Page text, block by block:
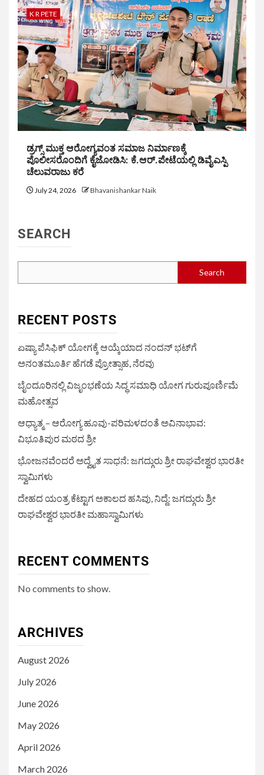
K R PETE
ಡ್ರಗ್ಸ್ ಮುಕ್ತ ಆರೋಗ್ಯವಂತ ಸಮಾಜ ನಿರ್ಮಾಣಕ್ಕೆ
ಪೊಲೀಸರೊಂದಿಗೆ ಕೈಜೋಡಿಸಿ: ಕೆ.ಆರ್.ಪೇಟೆಯಲ್ಲಿ ಡಿವೈಎಸ್ಪಿ
ಚೆಲುವರಾಜು ಕರೆ
July 24, 2026 Bhavanishankar Naik
SEARCH
Search
RECENT POSTS
ಏಷ್ಯಾ ಪೆಸಿಫಿಕ್ ಯೋಗಕ್ಕೆ ಆಯ್ಕೆಯಾದ ನಂದನ್ ಭಟ್‌ಗೆ
ಅನಂತಮೂರ್ತಿ ಹೆಗಡೆ ಪ್ರೋತ್ಸಾಹ, ನೆರವು
ಬೈಂದೂರಿನಲ್ಲಿ ವಿಜೃಂಭಣೆಯ ಸಿದ್ಧ ಸಮಾಧಿ ಯೋಗ ಗುರುಪೂರ್ಣಿಮೆ
ಮಹೋತ್ಸವ
ಆಧ್ಯಾತ್ಮ – ಆರೋಗ್ಯ ಹೂವು-ಪರಿಮಳದಂತೆ ಅವಿನಾಭಾವ:
ವಿಭೂತಿಪುರ ಮಠದ ಶ್ರೀ
ಭೋಜನವೆಂದರೆ ಅದ್ವೈತ ಸಾಧನೆ: ಜಗದ್ಗುರು ಶ್ರೀ ರಾಘವೇಶ್ವರ ಭಾರತೀ
ಸ್ವಾಮಿಗಳು
ದೇಹದ ಯಂತ್ರ ಕೆಟ್ಟಾಗ ಅಕಾಲದ ಹಸಿವು, ನಿದ್ದೆ: ಜಗದ್ಗುರು ಶ್ರೀ
ರಾಘವೇಶ್ವರ ಭಾರತೀ ಮಹಾಸ್ವಾಮಿಗಳು
RECENT COMMENTS
No comments to show.
ARCHIVES
August 2026
July 2026
June 2026
May 2026
April 2026
March 2026